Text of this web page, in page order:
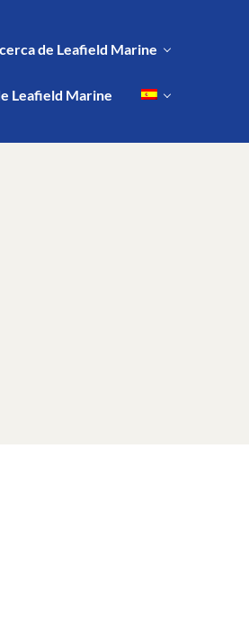
de Leafield Marine
Leafield Marine